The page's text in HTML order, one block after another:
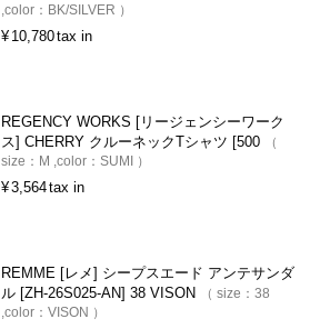
color： BK/SILVER
¥ 10,780tax in
REGENCY WORKS [リージェンシーワーク
ス] CHERRY クルーネックTシャツ [500
size： M color： SUMI
¥3,564tax in
REMME [レメ] シープスエード アンテサンダ
ル [ZH-26S025-AN] 38 VISON
size： 38
color： VISON